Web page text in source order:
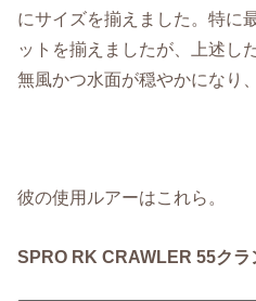
にサイズを揃えました。特に
ットを揃えましたが、上述し
無風かつ水面が穏やかになり
彼の使用ルアーはこれら。
SPRO RK CRAWLER 55クラ